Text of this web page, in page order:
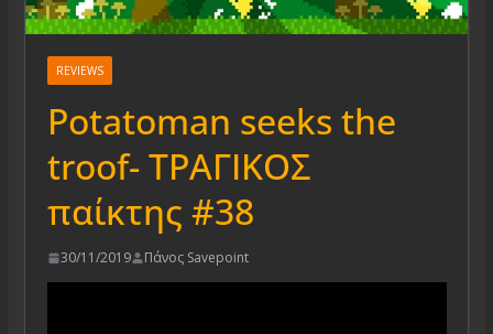
REVIEWS
Potatoman seeks the
troof- ΤΡΑΓΙΚΟΣ
παίκτης #38
30/11/2019 Πάνος Savepoint